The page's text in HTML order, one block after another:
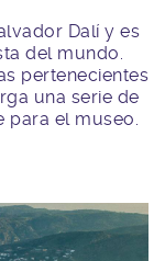
Dalí y es
del mundo.
pertenecientes
una serie de
para el museo.